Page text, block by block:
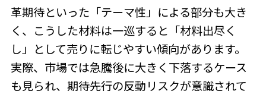
革期待といった「テーマ性」による部分も大き
く、こうした材料は一巡すると「材料出尽く
し」として売りに転じやすい傾向があります。
実際、市場では急騰後に大きく下落するケース
も見られ、期待先行の反動リスクが意識されて